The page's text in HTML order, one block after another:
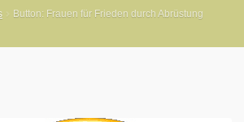
Button: Frauen für Frieden durch Abrüstung